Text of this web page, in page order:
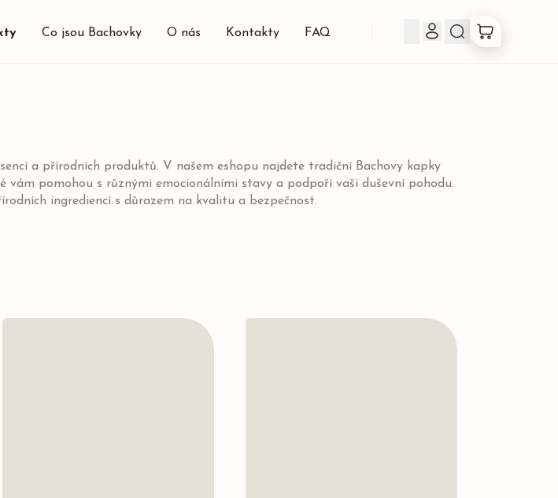
Co jsou Bachovky O nás Kontakty FAQ
Co jsou Bachovky
a přírodních produktů. V našem eshopu najdete tradiční Bachovy kapky
vám pomohou s různými emocionálními stavy a podpoří vaši duševní pohodu.
ingrediencí s důrazem na kvalitu a bezpečnost.